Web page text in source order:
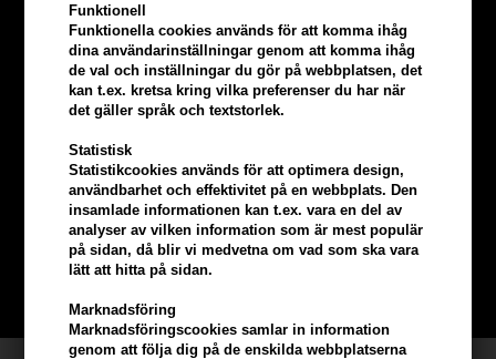
Funktionell
Funktionella cookies används för att komma ihåg
dina användarinställningar genom att komma ihåg
de val och inställningar du gör på webbplatsen, det
kan t.ex. kretsa kring vilka preferenser du har när
det gäller språk och textstorlek.
Statistisk
Statistikcookies används för att optimera design,
användbarhet och effektivitet på en webbplats. Den
insamlade informationen kan t.ex. vara en del av
analyser av vilken information som är mest populär
på sidan, då blir vi medvetna om vad som ska vara
lätt att hitta på sidan.
Marknadsföring
Marknadsföringscookies samlar in information
genom att följa dig på de enskilda webbplatserna
Tjäna5% bonuspå hela din
beställning
Bli en del av vår kundklubb gratis och få rabatter när du handlar